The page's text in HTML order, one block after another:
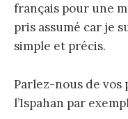
français pour une
pris assumé car je
simple et précis.
Parlez-nous de vos
l’Ispahan par